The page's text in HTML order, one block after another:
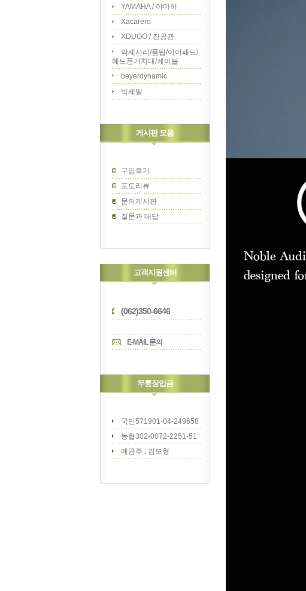
YAMAHA / 야마하
Xacarero
XDUOO / 진공관
악세사리/폼팁/이어패드/
헤드폰거치대/케이블
beyerdynamic
빅세일
게시판 모음
구입후기
포토리뷰
문의게시판
질문과 대답
고객지원센터
(062)350-6646
E-MAIL 문의
무통장입금
국민571901-04-249658
농협302-0072-2251-51
예금주 : 김도형